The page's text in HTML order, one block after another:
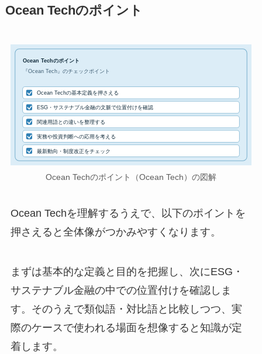
Ocean Techのポイント
Ocean Techのポイント
『Ocean Tech』のチェックポイント
Ocean Techの基本定義を押さえる
ESG・サステナブル金融の文脈で位置付けを確認
関連用語との違いを整理する
実務や投資判断への応用を考える
最新動向・制度改正をチェック
Ocean Techのポイント（Ocean Tech）の図解
Ocean Techを理解するうえで、以下のポイントを
押さえると全体像がつかみやすくなります。
まずは基本的な定義と目的を把握し、次にESG・
サステナブル金融の中での位置付けを確認しま
す。そのうえで類似語・対比語と比較しつつ、実
際のケースで使われる場面を想像すると知識が定
着します。